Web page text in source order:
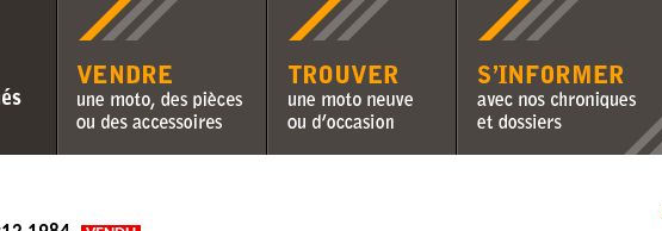
Vendre une moto, des pièces ou
des accessoires
Trouver une moto neuve ou
d'occasion
S'informer avec nos
chroniques moto et dossiers